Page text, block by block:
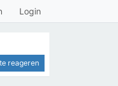
Login
reageren